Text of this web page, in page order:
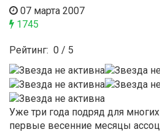
07 марта 2007
1745
Рейтинг: 0 / 5
Уже три года подряд для
первые весенние месяцы